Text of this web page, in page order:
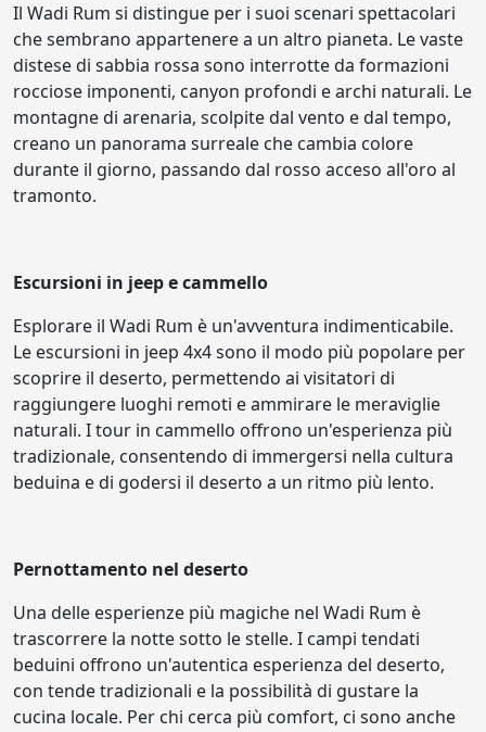
Il Wadi Rum si distingue per i suoi scenari spettacolari
che sembrano appartenere a un altro pianeta. Le vaste
distese di sabbia rossa sono interrotte da formazioni
rocciose imponenti, canyon profondi e archi naturali. Le
montagne di arenaria, scolpite dal vento e dal tempo,
creano un panorama surreale che cambia colore
durante il giorno, passando dal rosso acceso all'oro al
tramonto.
Escursioni in jeep e cammello
Esplorare il Wadi Rum è un'avventura indimenticabile.
Le escursioni in jeep 4x4 sono il modo più popolare per
scoprire il deserto, permettendo ai visitatori di
raggiungere luoghi remoti e ammirare le meraviglie
naturali. I tour in cammello offrono un'esperienza più
tradizionale, consentendo di immergersi nella cultura
beduina e di godersi il deserto a un ritmo più lento.
Pernottamento nel deserto
Una delle esperienze più magiche nel Wadi Rum è
trascorrere la notte sotto le stelle. I campi tendati
beduini offrono un'autentica esperienza del deserto,
con tende tradizionali e la possibilità di gustare la
cucina locale. Per chi cerca più comfort, ci sono anche